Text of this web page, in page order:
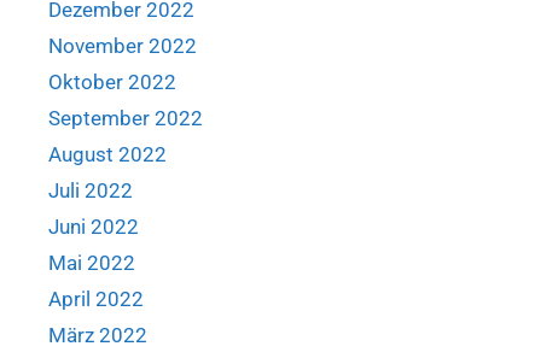
Dezember 2022
November 2022
Oktober 2022
September 2022
August 2022
Juli 2022
Juni 2022
Mai 2022
April 2022
März 2022